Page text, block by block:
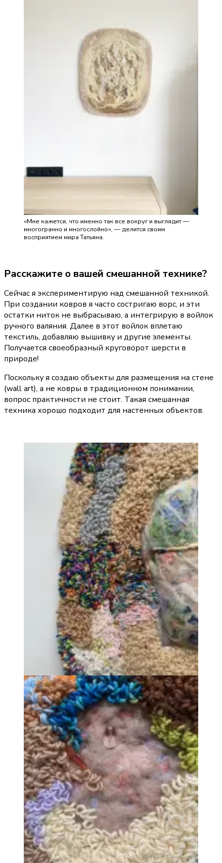
«Мне кажется, что именно так все вокруг и выглядит —
многогранно и многослойно», — делится своим
восприятием мира Татьяна.
Расскажите о вашей смешанной технике?
Сейчас я экспериментирую над смешанной техникой.
При создании ковров я часто состригаю ворс, и эти
остатки ниток не выбрасываю, а интегрирую в войлок
ручного валяния. Далее в этот войлок вплетаю
текстиль, добавляю вышивку и другие элементы.
Получается своеобразный круговорот шерсти в
природе!
Поскольку я создаю объекты для размещения на стене
(wall art), а не ковры в традиционном понимании,
вопрос практичности не стоит. Такая смешанная
техника хорошо подходит для настенных объектов.